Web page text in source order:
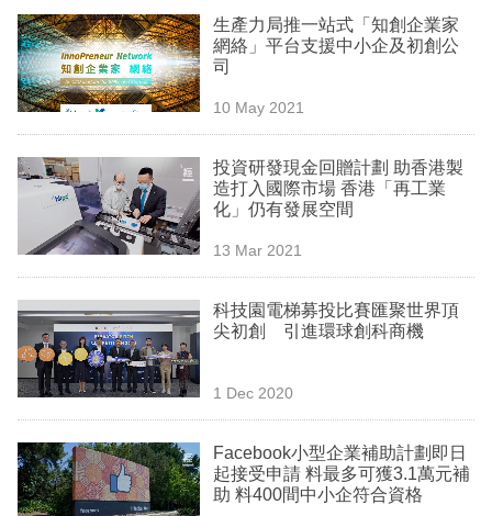
閱
專
區
生產力局推一站式「知創企業家
網絡」平台支援中小企及初創公
司
10 May 2021
投資研發現金回贈計劃 助香港製
造打入國際市場 香港「再工業
化」仍有發展空間
13 Mar 2021
科技園電梯募投比賽匯聚世界頂
尖初創 引進環球創科商機
1 Dec 2020
Facebook小型企業補助計劃即日
起接受申請 料最多可獲3.1萬元補
助 料400間中小企符合資格